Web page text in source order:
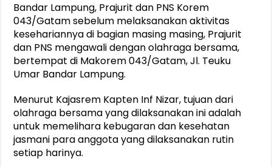
Bandar Lampung, Prajurit dan PNS Korem
043/Gatam sebelum melaksanakan aktivitas
kesehariannya di bagian masing masing, Prajurit
dan PNS mengawali dengan olahraga bersama,
bertempat di Makorem 043/Gatam, Jl. Teuku
Umar Bandar Lampung.
Menurut Kajasrem Kapten Inf Nizar, tujuan dari
olahraga bersama yang dilaksanakan ini adalah
untuk memelihara kebugaran dan kesehatan
jasmani para anggota yang dilaksanakan rutin
setiap harinya.